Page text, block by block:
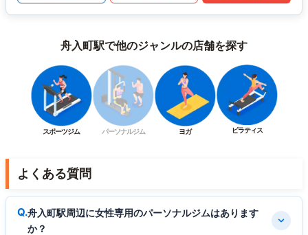
舟入町駅で他のジャンルの店舗を探す
スポーツジム パーソナルジム ヨガ ピラティス
よくある質問
舟入町駅周辺に女性専用のパーソナルジムはあります
か？